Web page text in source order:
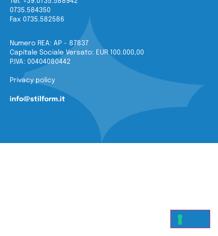
0735.584350
Fax 0735.582586
Numero REA: AP - 87837
Capitale Sociale Versato: EUR 100.000,00
P.IVA: 00404080442
Privacy policy
info@stilform.it